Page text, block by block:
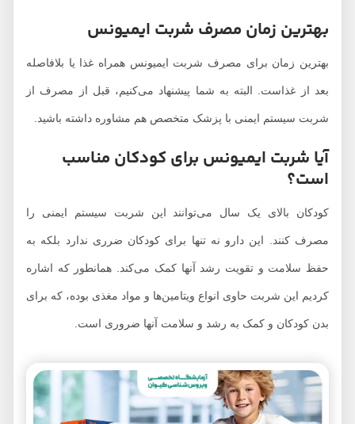
بهترین زمان مصرف شربت ایمیونس
بهترین زمان برای مصرف شربت ایمیونس همراه غذا یا بلافاصله
بعد از غذاست. البته به شما پیشنهاد می‌کنیم، قبل از مصرف از
شربت سیستم ایمنی با پزشک متخصص هم مشاوره داشته باشید.
آیا شربت ایمیونس برای کودکان مناسب
است؟
کودکان بالای یک سال می‌توانند این شربت سیستم ایمنی را
مصرف کنند. این دارو نه تنها برای کودکان ضرری ندارد بلکه به
حفظ سلامت و تقویت رشد آنها کمک می‌کند. همانطور که اشاره
کردیم این شربت حاوی انواع ویتامین‌ها و مواد مغذی بوده، که برای
بدن کودکان و کمک به رشد و سلامت آنها ضروری است.